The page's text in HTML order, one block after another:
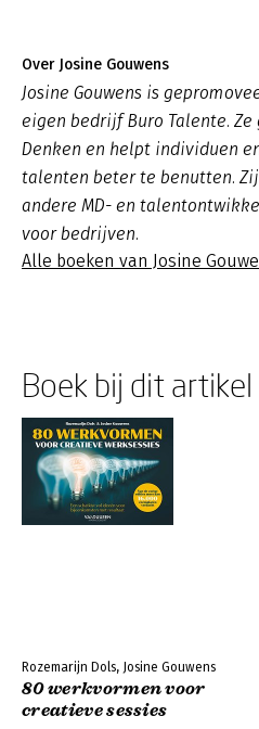
Over Josine Gouwens
Josine Gouwens is
eigen bedrijf Buro Talente.
Denken en helpt individuen
talenten beter te benutten.
andere MD- en
voor bedrijven.
Alle boeken van Josine
Boek bij dit artikel
Rozemarijn Dols, Josine Gouwens
80 werkvormen voor
creatieve sessies